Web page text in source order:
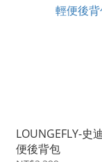
LOUNGEFLY-史
便後背包